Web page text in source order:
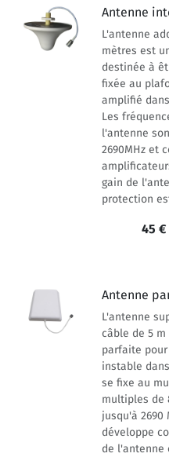
Antenne
L'antenne
mètres est
destinée à
fixée au
amplifié
Les
l'antenne
2690MHz et
gain de
protection
45 €
Antenne
L'antenne
câble de 5
parfaite
instable
se fixe au
multiples de
jusqu'à 2690
développe
de l'antenne